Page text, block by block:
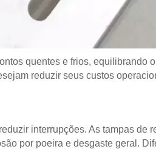
quentes e frios, equilibrando
reduzir seus custos
interrupções. As tampas de
por poeira e desgaste geral.